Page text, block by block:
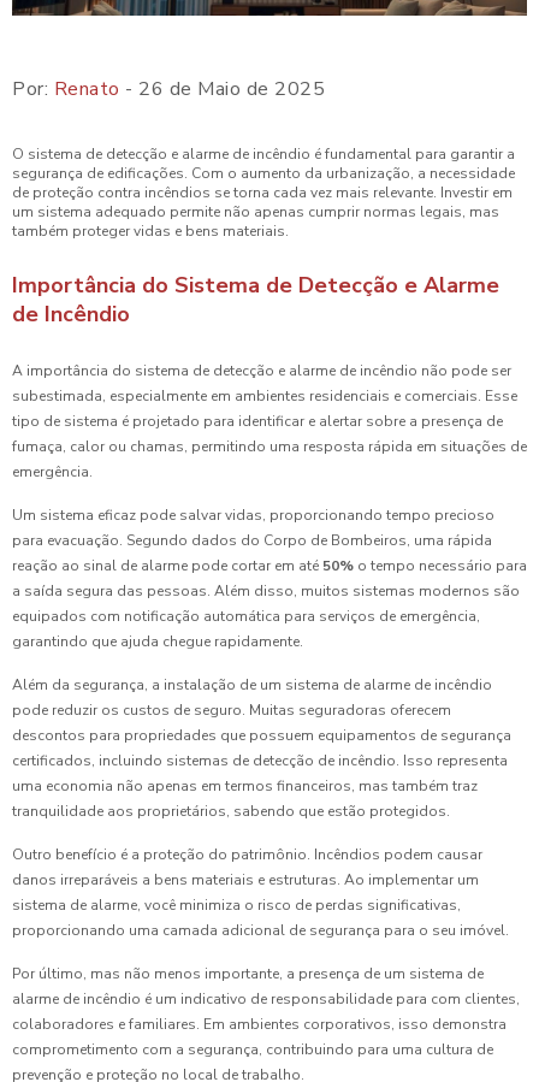
Por: Renato - 26 de Maio de 2025
O sistema de detecção e alarme de incêndio é fundamental para garantir a
segurança de edificações. Com o aumento da urbanização, a necessidade
de proteção contra incêndios se torna cada vez mais relevante. Investir em
um sistema adequado permite não apenas cumprir normas legais, mas
também proteger vidas e bens materiais.
Importância do Sistema de Detecção e Alarme
de Incêndio
A importância do sistema de detecção e alarme de incêndio não pode ser
subestimada, especialmente em ambientes residenciais e comerciais. Esse
tipo de sistema é projetado para identificar e alertar sobre a presença de
fumaça, calor ou chamas, permitindo uma resposta rápida em situações de
emergência.
Um sistema eficaz pode salvar vidas, proporcionando tempo precioso
para evacuação. Segundo dados do Corpo de Bombeiros, uma rápida
reação ao sinal de alarme pode cortar em até 50% o tempo necessário para
a saída segura das pessoas. Além disso, muitos sistemas modernos são
equipados com notificação automática para serviços de emergência,
garantindo que ajuda chegue rapidamente.
Além da segurança, a instalação de um sistema de alarme de incêndio
pode reduzir os custos de seguro. Muitas seguradoras oferecem
descontos para propriedades que possuem equipamentos de segurança
certificados, incluindo sistemas de detecção de incêndio. Isso representa
uma economia não apenas em termos financeiros, mas também traz
tranquilidade aos proprietários, sabendo que estão protegidos.
Outro benefício é a proteção do patrimônio. Incêndios podem causar
danos irreparáveis a bens materiais e estruturas. Ao implementar um
sistema de alarme, você minimiza o risco de perdas significativas,
proporcionando uma camada adicional de segurança para o seu imóvel.
Por último, mas não menos importante, a presença de um sistema de
alarme de incêndio é um indicativo de responsabilidade para com clientes,
colaboradores e familiares. Em ambientes corporativos, isso demonstra
comprometimento com a segurança, contribuindo para uma cultura de
prevenção e proteção no local de trabalho.